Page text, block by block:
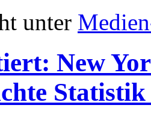
unter
New